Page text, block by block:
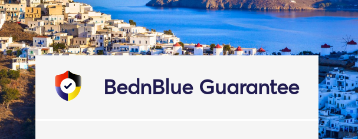
BednBlue Guarantee